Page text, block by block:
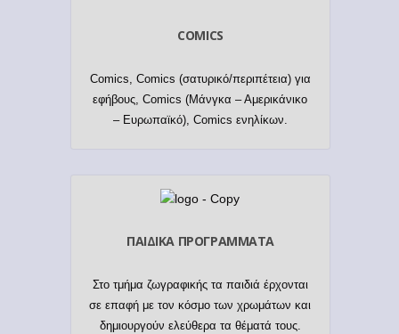
COMICS
Comics, Comics (σατυρικό/περιπέτεια) για
εφήβους, Comics (Μάνγκα – Αμερικάνικο
– Ευρωπαϊκό), Comics ενηλίκων.
ΠΑΙΔΙΚΑ ΠΡΟΓΡΑΜΜΑΤΑ
Στο τμήμα ζωγραφικής τα παιδιά έρχονται
σε επαφή με τον κόσμο των χρωμάτων και
δημιουργούν ελεύθερα τα θέματά τους.